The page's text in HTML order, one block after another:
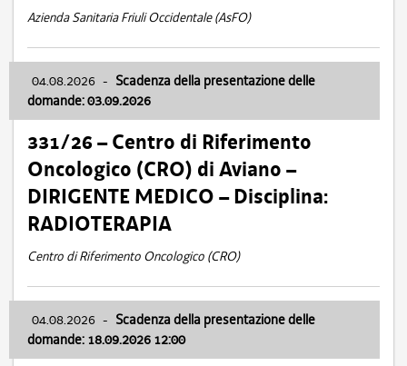
Azienda Sanitaria Friuli Occidentale (AsFO)
04.08.2026 - Scadenza della presentazione delle
domande: 03.09.2026
331/26 – Centro di Riferimento
Oncologico (CRO) di Aviano –
DIRIGENTE MEDICO – Disciplina:
RADIOTERAPIA
Centro di Riferimento Oncologico (CRO)
04.08.2026 - Scadenza della presentazione delle
domande: 18.09.2026 12:00